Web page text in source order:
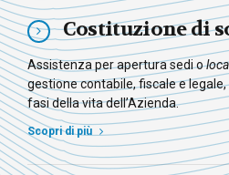
Costituzione di
Assistenza per apertura sedi o
gestione contabile, fiscale e
fasi della vita dell’Azienda.
Scopri di più